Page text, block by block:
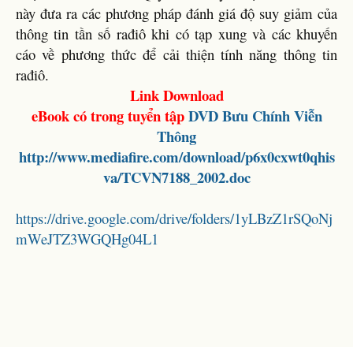
này đưa ra các phương pháp đánh giá độ suy giảm của
thông tin tần số rađiô khi có tạp xung và các khuyến
cáo về phương thức để cải thiện tính năng thông tin
rađiô.
Link Download
eBook có trong tuyển tậpDVDBưu Chính Viễn
Thông
http://www.mediafire.com/download/p6x0cxwt0qhis
va/TCVN7188_2002.doc
https://drive.google.com/drive/folders/1yLBzZ1rSQoNj
mWeJTZ3WGQHg04L1